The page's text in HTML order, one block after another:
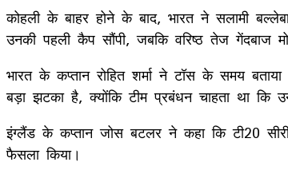
कोहली के बाहर होने के बाद, भारत ने सलामी
उनकी पहली कैप सौंपी, जबकि वरिष्ठ तेज गेंदबाज
भारत के कप्तान रोहित शर्मा ने टॉस के समय
बड़ा झटका है, क्योंकि टीम प्रबंधन चाहता था
इंग्लैंड के कप्तान जोस बटलर ने कहा कि टी20
फैसला किया।